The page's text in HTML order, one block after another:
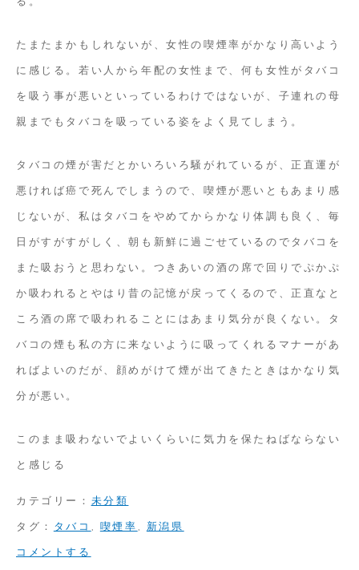
たまたまかもしれないが、女性の喫煙率がかなり高いよう
に感じる。若い人から年配の女性まで、何も女性がタバコ
を吸う事が悪いといっているわけではないが、子連れの母
親までもタバコを吸っている姿をよく見てしまう。
タバコの煙が害だとかいろいろ騒がれているが、正直運が
悪ければ癌で死んでしまうので、喫煙が悪いともあまり感
じないが、私はタバコをやめてからかなり体調も良く、毎
日がすがすがしく、朝も新鮮に過ごせているのでタバコを
また吸おうと思わない。つきあいの酒の席で回りでぷかぷ
か吸われるとやはり昔の記憶が戻ってくるので、正直なと
ころ酒の席で吸われることにはあまり気分が良くない。タ
バコの煙も私の方に来ないように吸ってくれるマナーがあ
ればよいのだが、顔めがけて煙が出てきたときはかなり気
分が悪い。
このまま吸わないでよいくらいに気力を保たねばならない
と感じる
カテゴリー： 未分類
タグ： タバコ 喫煙率
新潟県
コメントする